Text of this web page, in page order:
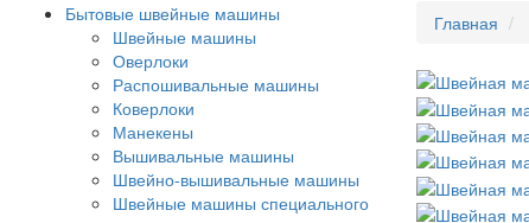
Бытовые швейные машины
Швейные машины
Оверлоки
Распошивальные машины
Коверлоки
Манекены
Вышивальные машины
Швейно-вышивальные машины
Швейные машины специального
Главная